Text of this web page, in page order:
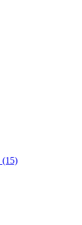
(15)